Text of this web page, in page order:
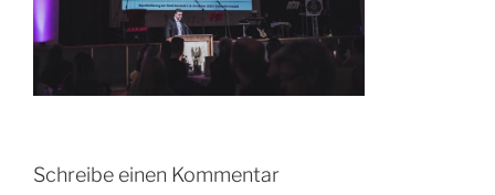
Schreibe einen Kommentar